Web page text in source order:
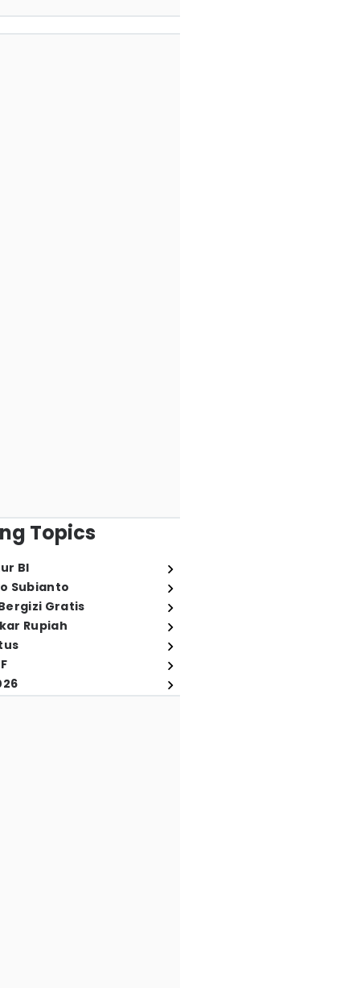
Topics
BI
Subianto
Gratis
Rupiah